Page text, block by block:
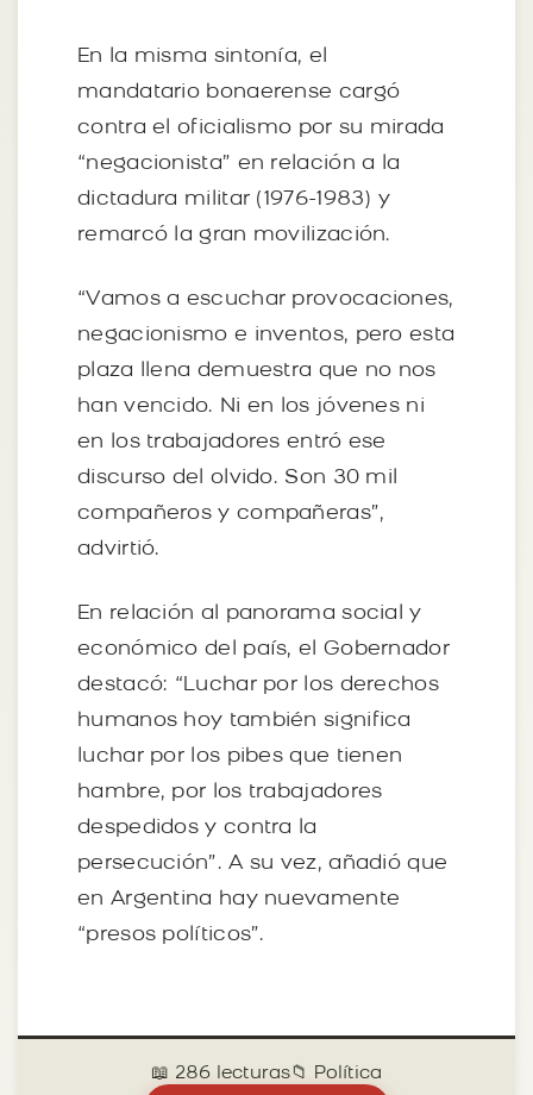
En la misma sintonía, el
mandatario bonaerense cargó
contra el oficialismo por su mirada
“negacionista” en relación a la
dictadura militar (1976-1983) y
remarcó la gran movilización.
“Vamos a escuchar provocaciones,
negacionismo e inventos, pero esta
plaza llena demuestra que no nos
han vencido. Ni en los jóvenes ni
en los trabajadores entró ese
discurso del olvido. Son 30 mil
compañeros y compañeras”,
advirtió.
En relación al panorama social y
económico del país, el Gobernador
destacó: “Luchar por los derechos
humanos hoy también significa
luchar por los pibes que tienen
hambre, por los trabajadores
despedidos y contra la
persecución”. A su vez, añadió que
en Argentina hay nuevamente
“presos políticos”.
📖 286 lecturas📁 Política